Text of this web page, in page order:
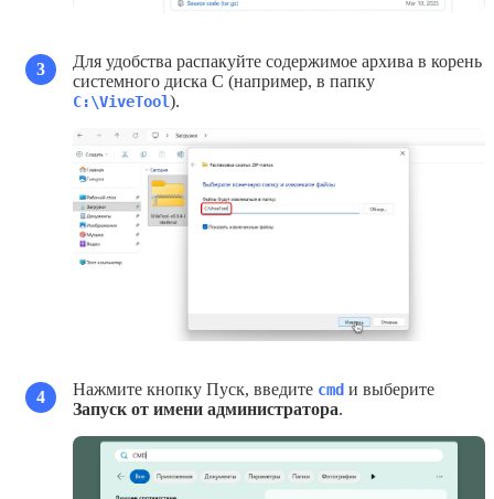
3
Для удобства распакуйте содержимое архива в корень
системного диска С (например, в папку
C:\ViveTool).
4 Нажмите кнопку Пуск, введите cmd и выберите
Запуск от имени администратора.